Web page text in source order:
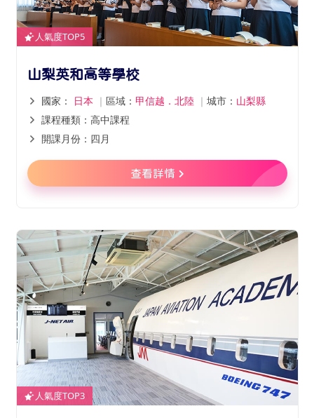
人氣度TOP5
山梨英和高等學校
國家： 日本 ｜ 區域： 甲信越．北陸 ｜ 城市： 山梨縣
課程種類：高中課程
開課月份：四月
查看詳情
人氣度TOP3